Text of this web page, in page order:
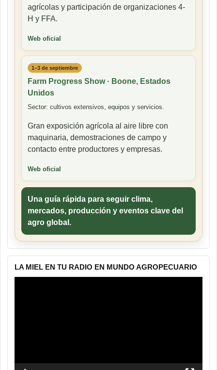
agrícolas y participación de organizaciones 4-
H y FFA.
Web oficial
1–3 de septiembre
Farm Progress Show · Boone, Estados
Unidos
Sector: cultivos extensivos, equipos y servicios.
Gran exposición agrícola al aire libre con
maquinaria, demostraciones de campo y
contacto entre productores y empresas.
Web oficial
Una guía rápida para seguir clima,
mercados, producción y eventos clave del
agro global.
LA MIEL EN TU RADIO EN MUNDO AGROPECUARIO